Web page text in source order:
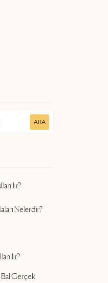
ARA
Nelerdir?
Gerçek